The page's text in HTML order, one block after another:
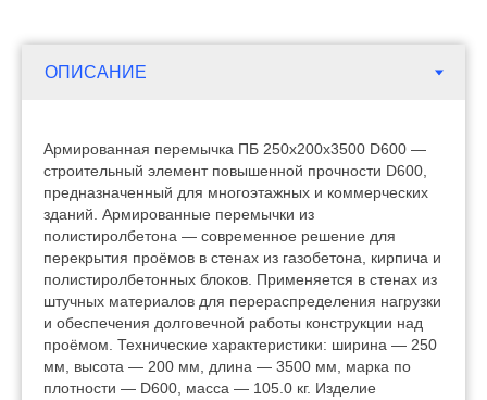
Армированная перемычка ПБ 250х200х3500 D600 —
строительный элемент повышенной прочности D600,
предназначенный для многоэтажных и коммерческих
зданий. Армированные перемычки из
полистиролбетона — современное решение для
перекрытия проёмов в стенах из газобетона, кирпича и
полистиролбетонных блоков. Применяется в стенах из
штучных материалов для перераспределения нагрузки
и обеспечения долговечной работы конструкции над
проёмом. Технические характеристики: ширина — 250
мм, высота — 200 мм, длина — 3500 мм, марка по
плотности — D600, масса — 105.0 кг. Изделие